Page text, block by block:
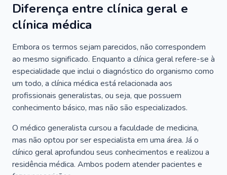
Diferença entre clínica geral e
clínica médica
Embora os termos sejam parecidos, não correspondem
ao mesmo significado. Enquanto a clínica geral refere-se à
especialidade que inclui o diagnóstico do organismo como
um todo, a clínica médica está relacionada aos
profissionais generalistas, ou seja, que possuem
conhecimento básico, mas não são especializados.
O médico generalista cursou a faculdade de medicina,
mas não optou por ser especialista em uma área. Já o
clínico geral aprofundou seus conhecimentos e realizou a
residência médica. Ambos podem atender pacientes e